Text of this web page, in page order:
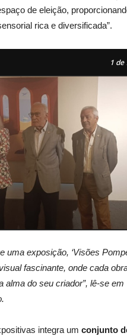
de eleição,
rica e diversificada”.
1 de
uma exposição, ‘Visões
fascinante, onde cada
alma do seu criador”, lê-se em
integra um conjunto